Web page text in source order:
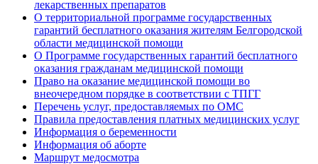
лекарственных препаратов
О территориальной программе государственных
гарантий бесплатного оказания жителям Белгородской
области медицинской помощи
О Программе государственных гарантий бесплатного
оказания гражданам медицинской помощи
Право на оказание медицинской помощи во
внеочередном порядке в соответствии с ТПГГ
Перечень услуг, предоставляемых по ОМС
Правила предоставления платных медицинских услуг
Информация о беременности
Информация об аборте
Маршрут медосмотра